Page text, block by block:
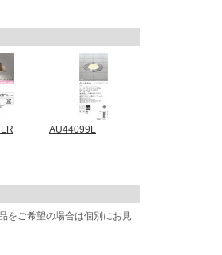
AU44099L
をご希望の場合は個別にお見